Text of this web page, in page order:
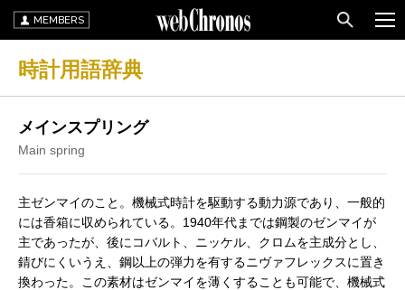
MEMBERS
時計用語辞典
メインスプリング
Main spring
主ゼンマイのこと。機械式時計を駆動する動力源であり、一般的
には香箱に収められている。1940年代までは鋼製のゼンマイが
主であったが、後にコバルト、ニッケル、クロムを主成分とし、
錆びにくいうえ、鋼以上の弾力を有するニヴァフレックスに置き
換わった。この素材はゼンマイを薄くすることも可能で、機械式